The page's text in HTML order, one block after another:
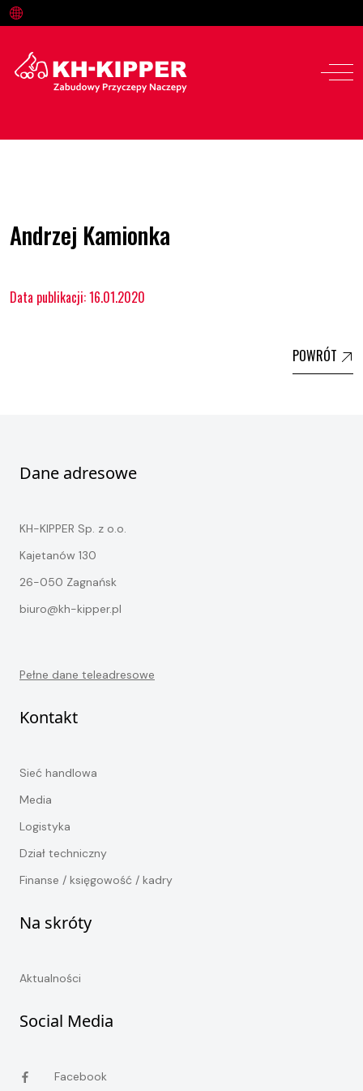
Oferta
Andrzej Kamionka
Data publikacji: 16.01.2020
POWRÓT
Dane adresowe
KH-KIPPER Sp. z o.o.
Kajetanów 130
26-050 Zagnańsk
biuro@kh-kipper.pl
Pełne dane teleadresowe
Kontakt
Sieć handlowa
Media
Logistyka
Dział techniczny
Finanse / księgowość / kadry
Na skróty
Aktualności
Social Media
Facebook